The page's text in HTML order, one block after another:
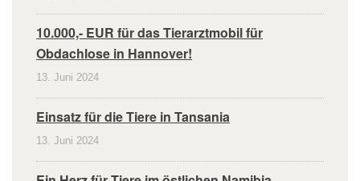
10.000,- EUR für das Tierarztmobil für
Obdachlose in Hannover!
13. Juni 2024
Einsatz für die Tiere in Tansania
13. Juni 2024